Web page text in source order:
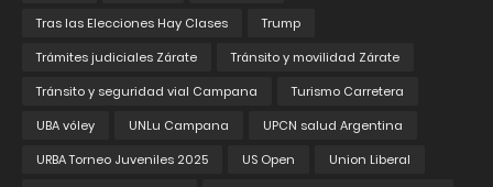
Tras las Elecciones Hay Clases
Trump
Trámites judiciales Zárate
Tránsito y movilidad Zárate
Tránsito y seguridad vial Campana
Turismo Carretera
UBA vóley
UNLu Campana
UPCN salud Argentina
URBA Torneo Juveniles 2025
US Open
Union Liberal